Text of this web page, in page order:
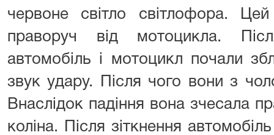
червоне світло світлофора.
праворуч від мотоцикла.
автомобіль і мотоцикл почали
звук удару. Після чого вони з
Внаслідок падіння вона зчесала
коліна. Після зіткнення